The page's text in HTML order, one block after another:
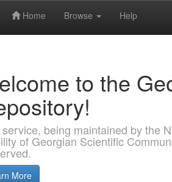
Home Browse Help
to the
being maintained by the
of Georgian Scientific
More